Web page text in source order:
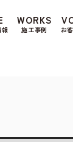
報
WORKS
施工事例 お
社では
プライバ